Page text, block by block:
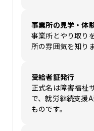
事業所の見学・体
事業所とやり取り
所の雰囲気を知り
受給者証発行
正式名は障害福祉
で、就労継続支援
ものです。